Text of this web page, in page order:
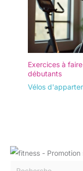
Exercices à
débutants
Vélos